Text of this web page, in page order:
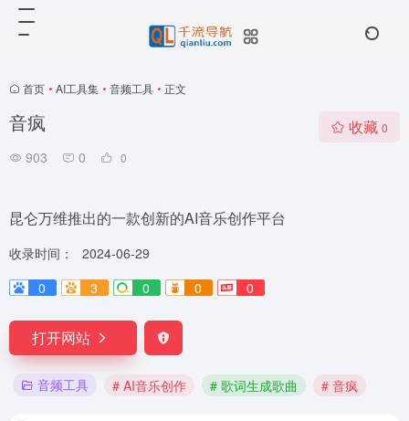
首页 • AI工具集 • 音频工具 • 正文
音疯
903 0 0
收藏 0
昆仑万维推出的一款创新的AI音乐创作平台
收录时间：
2024-06-29
0
3 0 0 0
打开网站
音频工具 # AI音乐创作 # 歌词生成歌曲 # 音疯